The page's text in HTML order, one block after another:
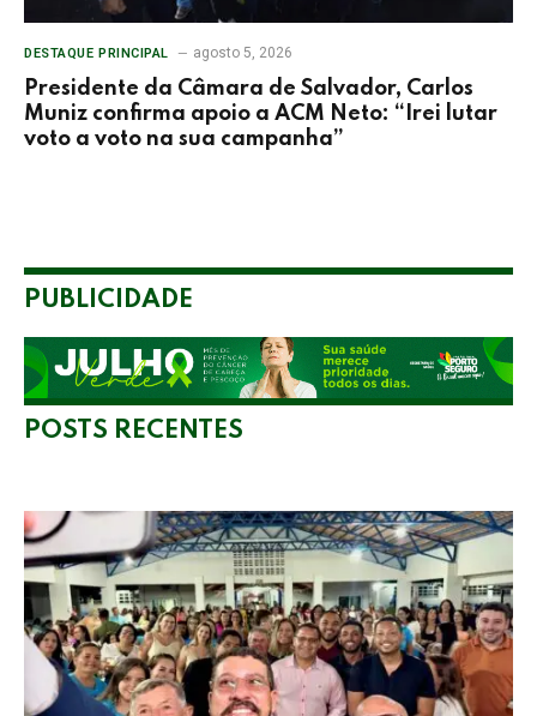
DESTAQUE PRINCIPAL agosto 5, 2026
Presidente da Câmara de Salvador, Carlos
Muniz confirma apoio a ACM Neto: “Irei lutar
voto a voto na sua campanha”
PUBLICIDADE
POSTS RECENTES